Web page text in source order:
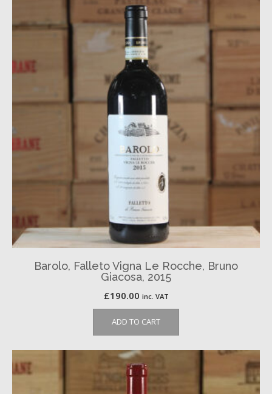
Barolo, Falleto Vigna Le Rocche, Bruno
Giacosa, 2015
£190.00 inc. VAT
ADD TO CART